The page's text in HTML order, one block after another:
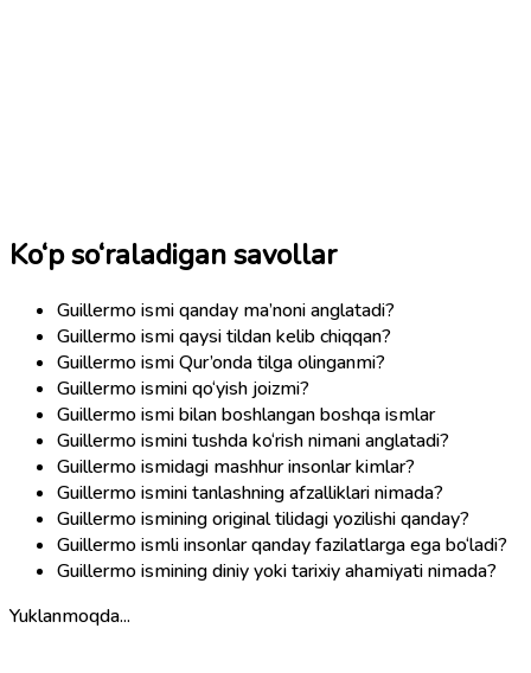
Ko‘p so‘raladigan savollar
Guillermo ismi qanday ma’noni anglatadi?
Guillermo ismi qaysi tildan kelib chiqqan?
Guillermo ismi Qur’onda tilga olinganmi?
Guillermo ismini qo‘yish joizmi?
Guillermo ismi bilan boshlangan boshqa ismlar
Guillermo ismini tushda ko‘rish nimani anglatadi?
Guillermo ismidagi mashhur insonlar kimlar?
Guillermo ismini tanlashning afzalliklari nimada?
Guillermo ismining original tilidagi yozilishi qanday?
Guillermo ismli insonlar qanday fazilatlarga ega bo‘ladi?
Guillermo ismining diniy yoki tarixiy ahamiyati nimada?
Yuklanmoqda...